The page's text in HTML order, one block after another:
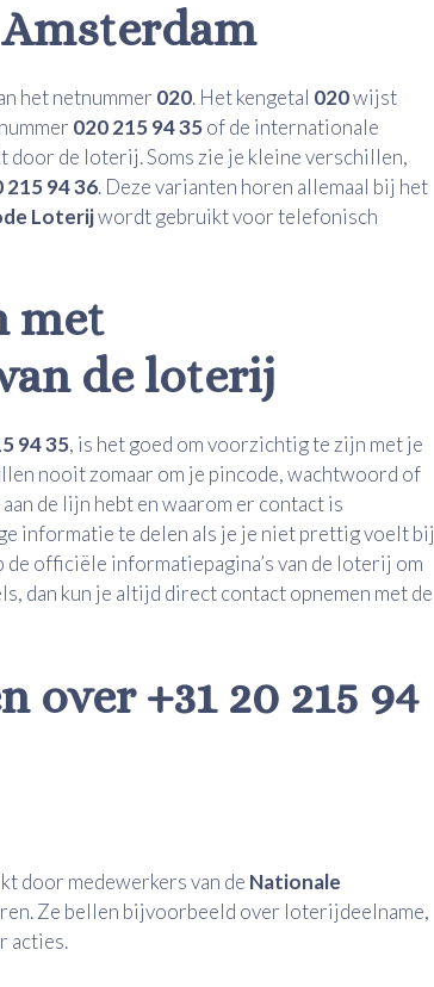
het netnummer 020. Het kengetal 020wijst
020 215 94 35of de internationale
de loterij. Soms zie je kleine verschillen,
215 94 36. Deze varianten horen allemaal bij het
Loterijwordt gebruikt voor telefonisch
met
de loterij
94 35, is het goed om voorzichtig te zijn met je
nooit zomaar om je pincode, wachtwoord of
de lijn hebt en waarom er contact is
informatie te delen als je je niet prettig voelt bij
officiële informatiepagina’s van de loterij om
dan kun je altijd direct contact opnemen met de
over +31 20 215 94
door medewerkers van de Nationale
Ze bellen bijvoorbeeld over loterijdeelname,
acties.